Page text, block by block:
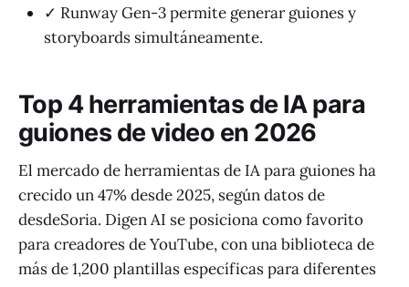
✓ Runway Gen-3 permite generar guiones y
storyboards simultáneamente.
Top 4 herramientas de IA para
guiones de video en 2026
El mercado de herramientas de IA para guiones ha
crecido un 47% desde 2025, según datos de
desdeSoria. Digen AI se posiciona como favorito
para creadores de YouTube, con una biblioteca de
más de 1,200 plantillas específicas para diferentes